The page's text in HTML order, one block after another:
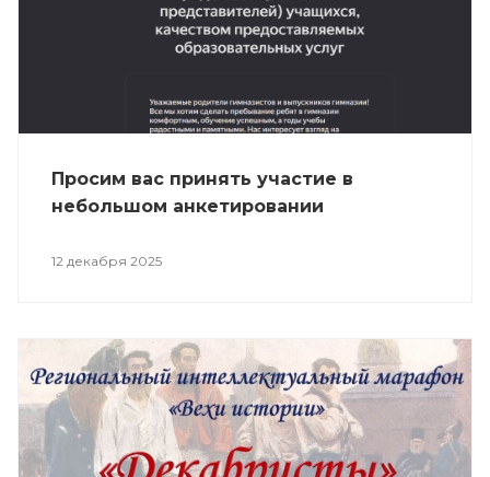
Просим вас принять участие в
небольшом анкетировании
12 декабря 2025